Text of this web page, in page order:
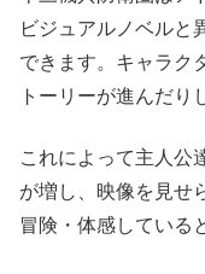
ビジュアルノベルと
できます。キャラク
トーリーが進んだり
これによって主人公
が増し、映像を見せ
冒険・体感している